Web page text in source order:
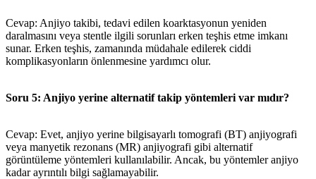
Cevap: Anjiyo takibi, tedavi edilen koarktasyonun yeniden
daralmasını veya stentle ilgili sorunları erken teşhis etme imkanı
sunar. Erken teşhis, zamanında müdahale edilerek ciddi
komplikasyonların önlenmesine yardımcı olur.
Soru 5: Anjiyo yerine alternatif takip yöntemleri var mıdır?
Cevap: Evet, anjiyo yerine bilgisayarlı tomografi (BT) anjiyografi
veya manyetik rezonans (MR) anjiyografi gibi alternatif
görüntüleme yöntemleri kullanılabilir. Ancak, bu yöntemler anjiyo
kadar ayrıntılı bilgi sağlamayabilir.